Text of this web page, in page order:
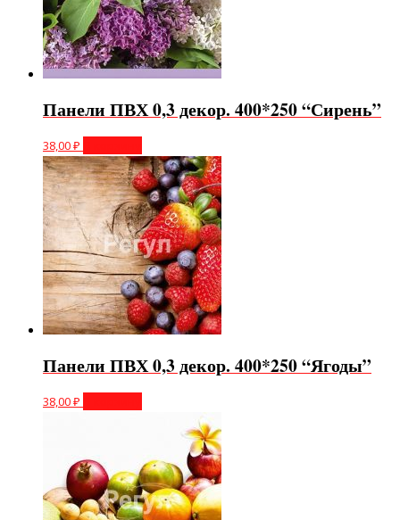
Панели ПВХ 0,3 декор. 400*250 “Сирень”
38,00₽
Панели ПВХ 0,3 декор. 400*250 “Ягоды”
38,00₽